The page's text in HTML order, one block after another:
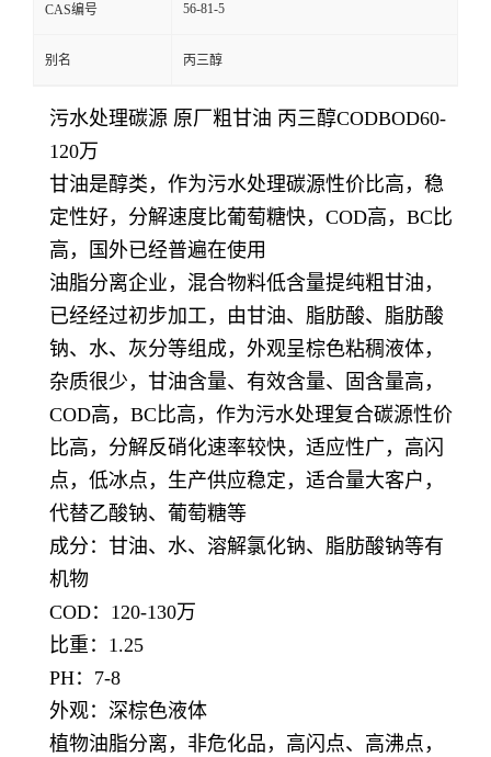
CAS编号 56-81-5
别名 丙三醇
污水处理碳源 原厂粗甘油 丙三醇CODBOD60-
120万
甘油是醇类，作为污水处理碳源性价比高，稳
定性好，分解速度比葡萄糖快，COD高，BC比
高，国外已经普遍在使用
油脂分离企业，混合物料低含量提纯粗甘油，
已经经过初步加工， 由甘油、脂肪酸、脂肪酸
钠、水、灰分等组成，外观呈棕色粘稠液体，
杂质很少，甘油含量、有效含量、固含量高，
COD高，BC比高，作为污水处理复合碳源性价
比高，分解反硝化速率较快，适应性广，高闪
点，低冰点，生产供应稳定，适合量大客户，
代替乙酸钠、葡萄糖等
成分：甘油、水、溶解氯化钠、脂肪酸钠等有
机物
COD：120-130万
比重：1.25
PH：7-8
外观：深棕色液体
植物油脂分离，非危化品，高闪点、高沸点，